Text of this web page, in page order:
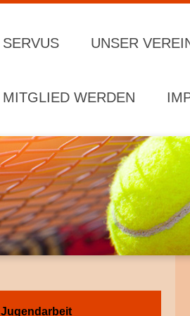
SERVUS UNSER
MITGLIED WERDEN
Jugendarbeit